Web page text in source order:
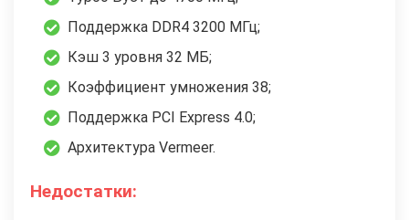
Поддержка DDR4 3200 МГц;
Кэш 3 уровня 32 МБ;
Коэффициент умножения 38;
Поддержка PCI Express 4.0;
Архитектура Vermeer.
Недостатки: